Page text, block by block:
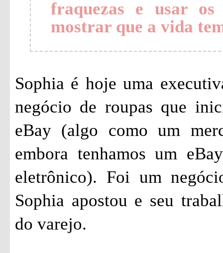
fraquezas e usar
mostrar que a vida
Sophia é hoje uma
negócio de roupas que
eBay (algo como um
embora tenhamos um
eletrônico). Foi um
Sophia apostou e seu
do varejo.